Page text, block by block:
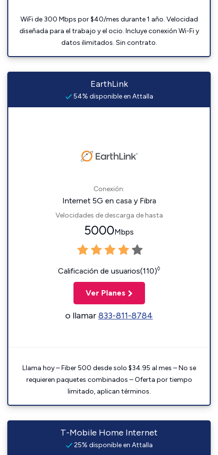
WiFi de 300 Mbps por $40/mes durante 1 año. Velocidad
diseñada para el trabajo y el ocio. Incluye conexión Wi-Fi y
datos ilimitados. Sin contrato.
EarthLink
54% disponible en Attalla
Conexión:
Internet 5G en casa y Fibra
Velocidades de descarga de hasta
5000Mbps
Calificación de usuarios(110)◊
Ver Planes
o llamar833-811-8784
Llama hoy – Fiber 500 desde solo $34.95 al mes – No se
requieren paquetes combinados – Oferta por tiempo
limitado, aplican términos.
T-Mobile Home Internet
25% disponible en Attalla